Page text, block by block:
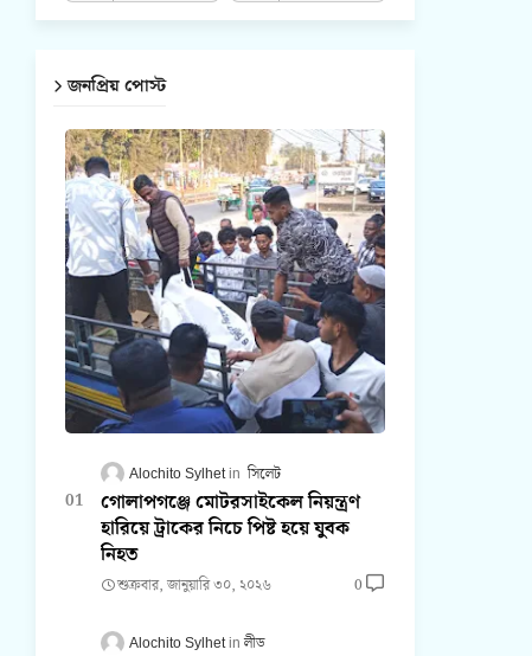
জনপ্রিয় পোস্ট
Alochito Sylhet সিলেট
গোলাপগঞ্জে মোটরসাইকেল নিয়ন্ত্রণ
হারিয়ে ট্রাকের নিচে পিষ্ট হয়ে যুবক
নিহত
শুক্রবার, জানুয়ারি ৩০, ২০২৬ 0
Alochito Sylhet লীড